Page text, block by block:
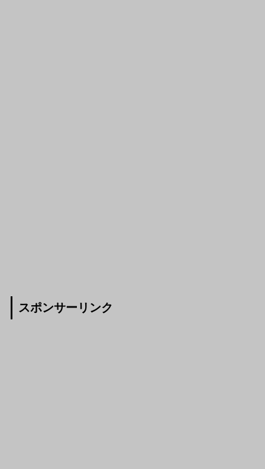
スポンサーリンク